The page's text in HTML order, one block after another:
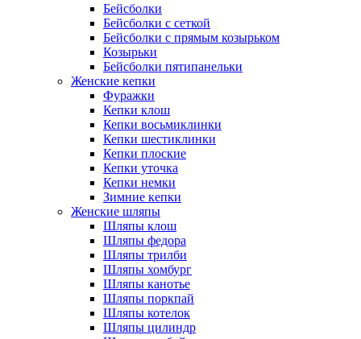
Бейсболки
Бейсболки с сеткой
Бейсболки с прямым козырьком
Козырьки
Бейсболки пятипанельки
Женские кепки
Фуражки
Кепки клош
Кепки восьмиклинки
Кепки шестиклинки
Кепки плоские
Кепки уточка
Кепки немки
Зимние кепки
Женские шляпы
Шляпы клош
Шляпы федора
Шляпы трилби
Шляпы хомбург
Шляпы канотье
Шляпы поркпай
Шляпы котелок
Шляпы цилиндр